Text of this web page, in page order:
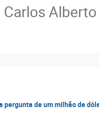
Carlos
pergunta de um milhão de